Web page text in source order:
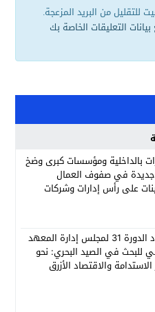
من البريد المزعجة.
التعليقات الخاصة بك
بالداخلية ومؤسسات كبرى وضخ
جديدة في صفوف العمال
على رأس إدارات وشركات
انعقاد الدورة 31 لمجلس إدارة المعهد
للبحث في الصيد البحري: نحو
الاستدامة والاقتصاد الأزرق